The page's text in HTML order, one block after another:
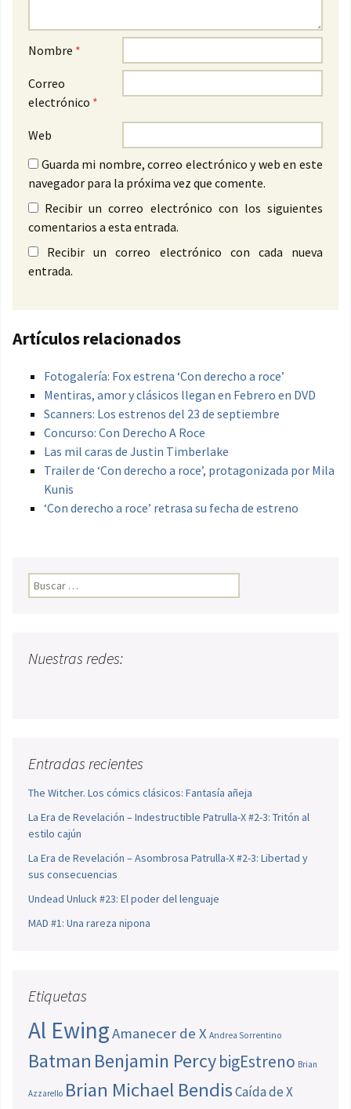
Nombre *
Correo
electrónico *
Web
Guarda mi nombre, correo electrónico y web en este
navegador para la próxima vez que comente.
Recibir un correo electrónico con los siguientes
comentarios a esta entrada.
Recibir un correo electrónico con cada nueva
entrada.
Artículos relacionados
Fotogalería: Fox estrena ‘Con derecho a roce’
Mentiras, amor y clásicos llegan en Febrero en DVD
Scanners: Los estrenos del 23 de septiembre
Concurso: Con Derecho A Roce
Las mil caras de Justin Timberlake
Trailer de ‘Con derecho a roce’, protagonizada por Mila
Kunis
‘Con derecho a roce’ retrasa su fecha de estreno
Buscar:
Nuestras redes:
Entradas recientes
The Witcher. Los cómics clásicos: Fantasía añeja
La Era de Revelación – Indestructible Patrulla-X #2-3: Tritón al
estilo cajún
La Era de Revelación – Asombrosa Patrulla-X #2-3: Libertad y
sus consecuencias
Undead Unluck #23: El poder del lenguaje
MAD #1: Una rareza nipona
Etiquetas
Al EwingAmanecer de X Andrea Sorrentino
Batman Benjamin PercybigEstreno Brian
Azzarello Brian Michael BendisCaída de X